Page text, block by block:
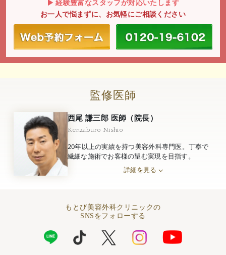
経験豊富なスタッフが対応いたします
お一人で悩まずに、お気軽にご相談ください
監修医師
西尾 謙三郎 医師（院長）
Kenzaburo Nishio
20年以上の実績を持つ美容外科専門医。丁寧で
繊細な施術でお客様の望む実現を目指す。
詳細を見る
もとび美容外科クリニックの
SNSをフォローする